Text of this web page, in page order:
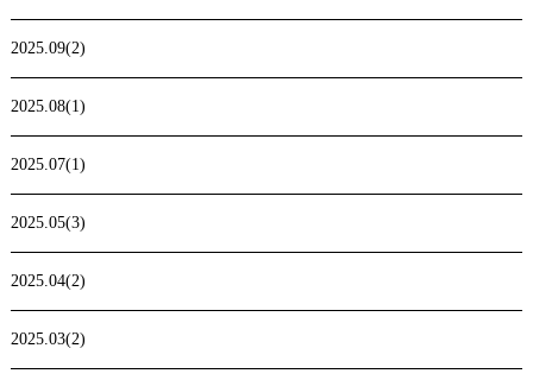
2025.09(2)
2025.08(1)
2025.07(1)
2025.05(3)
2025.04(2)
2025.03(2)